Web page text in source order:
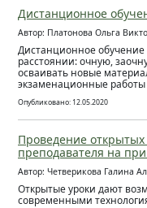
Дистанционное
Автор: Платонова Ольга
Дистанционное обучение
расстоянии: очную,
осваивать новые
экзаменационные
Опубликовано: 12.05.2020
Проведение
преподавателя на
Автор: Четверикова Галина
Открытые уроки дают
современными